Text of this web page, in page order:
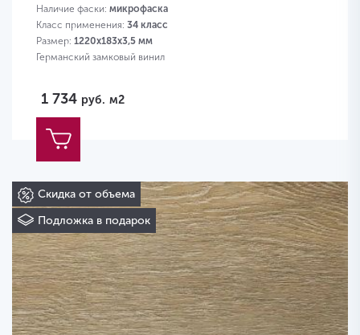
Наличие фаски: микрофаска
Класс применения: 34 класс
Размер: 1220х183х3,5 мм
Германский замковый винил
1 734 руб. м2
Скидка от объема
Подложка в подарок